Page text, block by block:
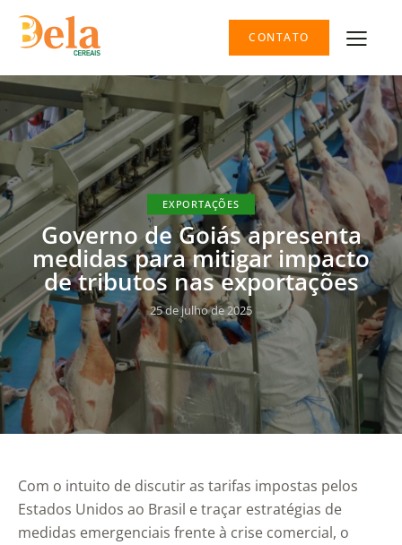
CONTATO
EXPORTAÇÕES
Governo de Goiás apresenta
medidas para mitigar impacto
de tributos nas exportações
25 de julho de 2025
Com o intuito de discutir as tarifas impostas pelos
Estados Unidos ao Brasil e traçar estratégias de
medidas emergenciais frente à crise comercial, o